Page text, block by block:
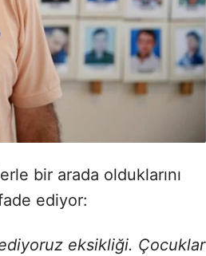
bir arada olduklarını
ediyor:
eksikliği. Çocuklar